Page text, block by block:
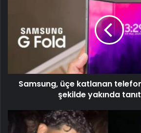
Samsung, üçe katlanan
şekilde yakında